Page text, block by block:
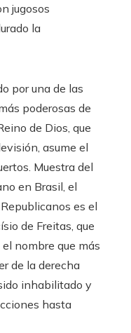
jugosos
la
por una de las
poderosas de
de Dios, que
asume el
Muestra del
en Brasil, el
es el
de Freitas, que
nombre que más
de la derecha
inhabilitado y
hasta